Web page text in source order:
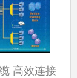
高效连接